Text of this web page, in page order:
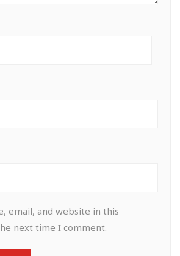
email, and website in this
next time I comment.